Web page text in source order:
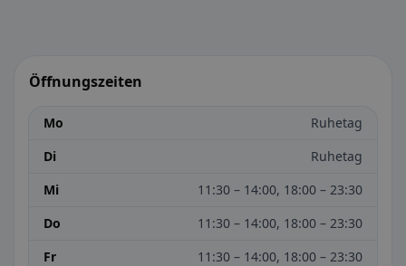
Öffnungszeiten
Mo
Ruhetag
Di
Ruhetag
Mi
11:30 – 14:00, 18:00 – 23:30
Do
11:30 – 14:00, 18:00 – 23:30
Fr
11:30 – 14:00, 18:00 – 23:30